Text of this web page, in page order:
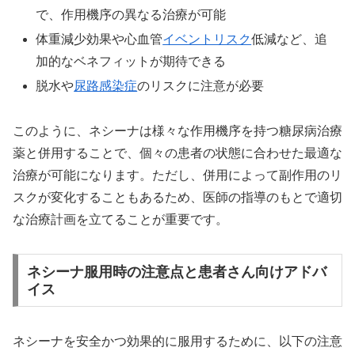
で、作用機序の異なる治療が可能
体重減少効果や心血管イベントリスク低減など、追
加的なベネフィットが期待できる
脱水や尿路感染症のリスクに注意が必要
このように、ネシーナは様々な作用機序を持つ糖尿病治療
薬と併用することで、個々の患者の状態に合わせた最適な
治療が可能になります。ただし、併用によって副作用のリ
スクが変化することもあるため、医師の指導のもとで適切
な治療計画を立てることが重要です。
ネシーナ服用時の注意点と患者さん向けアドバ
イス
ネシーナを安全かつ効果的に服用するために、以下の注意